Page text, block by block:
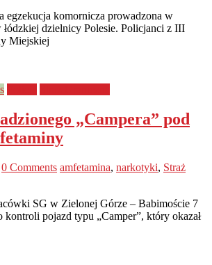
egzekucja komornicza prowadzona w
łódzkiej dzielnicy Polesie. Policjanci z III
Miejskiej
„Campera” pod
0 Comments amfetamina, narkotyki, Straż
SG w Zielonej Górze – Babimoście 7
pojazd typu „Camper”, który okazał